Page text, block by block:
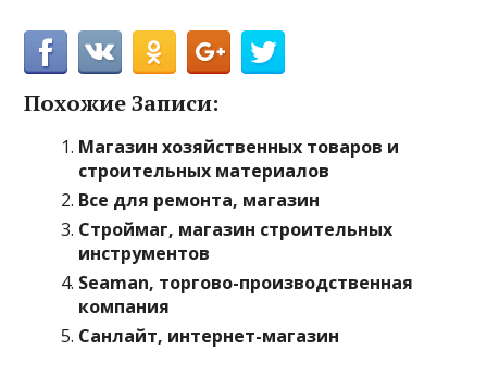
Похожие Записи:
Магазин хозяйственных товаров и
строительных материалов
Все для ремонта, магазин
Строймаг, магазин строительных
инструментов
Seaman, торгово-производственная
компания
Санлайт, интернет-магазин